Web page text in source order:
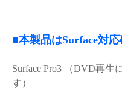
■本製品はSurface対
Surface Pro3 （DVD再
す）